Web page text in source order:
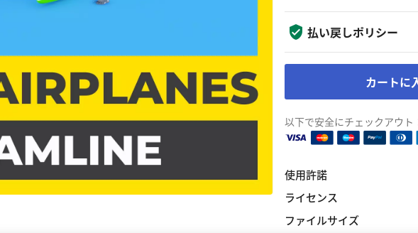
払い戻しポリシー
カートに
以下で安全にチェックアウト
使用許諾
ライセンス
ファイルサイズ